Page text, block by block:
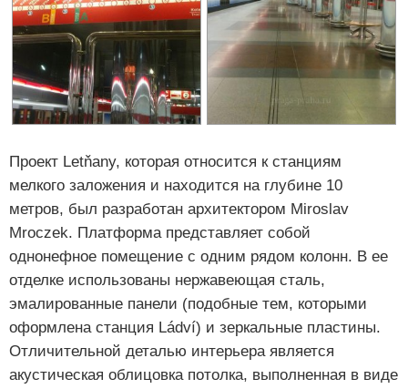
Проект Letňany, которая относится к станциям
мелкого заложения и находится на глубине 10
метров, был разработан архитектором Miroslav
Mroczek. Платформа представляет собой
однонефное помещение с одним рядом колонн. В ее
отделке использованы нержавеющая сталь,
эмалированные панели (подобные тем, которыми
оформлена станция Ládví) и зеркальные пластины.
Отличительной деталью интерьера является
акустическая облицовка потолка, выполненная в виде